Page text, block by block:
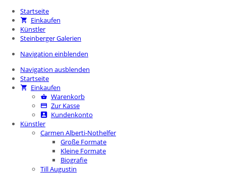
Startseite
Einkaufen
Künstler
Steinberger Galerien
Navigation einblenden
Navigation ausblenden
Startseite
Einkaufen
Warenkorb
Zur Kasse
Kundenkonto
Künstler
Carmen Alberti-Nothelfer
Große Formate
Kleine Formate
Biografie
Till Augustin